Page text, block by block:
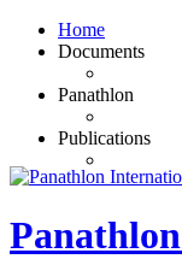
Panathlon
Home
Documents
Panathlon
Publications